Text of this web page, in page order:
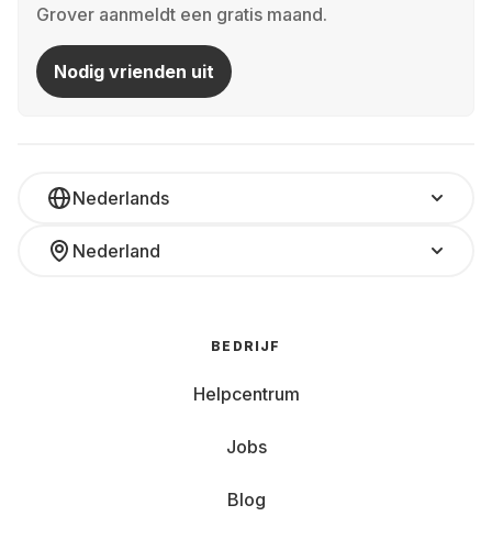
Grover aanmeldt een gratis maand.
Nodig vrienden uit
Nederlands
Nederland
BEDRIJF
Helpcentrum
Jobs
Blog